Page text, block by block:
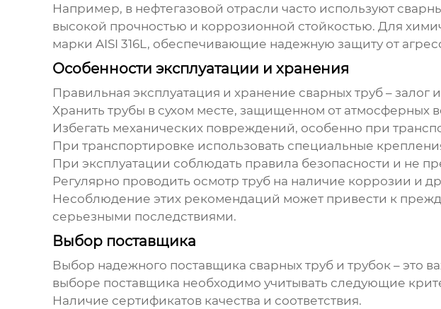
Например, в нефтегазовой отрасли часто используют
высокой прочностью и коррозионной стойкостью. Для
марки AISI 316L, обеспечивающие надежную защиту от
Особенности эксплуатации и хранения
Правильная эксплуатация и хранение сварных труб– залог
Хранить трубы в сухом месте, защищенном от атмосферных
Избегать механических повреждений, особенно при
При транспортировке использовать специальные
При эксплуатации соблюдать правила безопасности и не
Регулярно проводить осмотр труб на наличие коррозии и
Несоблюдение этих рекомендаций может привести к
серьезными последствиями.
Выбор поставщика
Выбор надежного поставщика сварных труб и трубок– это
выборе поставщика необходимо учитывать следующие
Наличие сертификатов качества и соответствия.